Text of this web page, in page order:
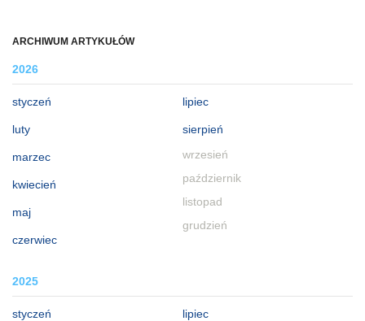
ARCHIWUM ARTYKUŁÓW
2026
styczeń
luty
marzec
kwiecień
maj
czerwiec
lipiec
sierpień
wrzesień
październik
listopad
grudzień
2025
styczeń lipiec